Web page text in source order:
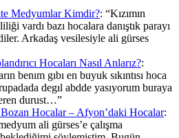
Medyumlar Kimdir?: “Kızımın
vardı bazı hocalara danıştık parayı
Arkadaş vesilesiyle ali gürses
Hocaları Nasıl Anlarız?:
benım gıbı en buyuk sıkıntısı hoca
degıl abdde yasıyorum buraya
durust…”
Hocalar – Afyon’daki Hocalar:
ali gürses’e çalışma